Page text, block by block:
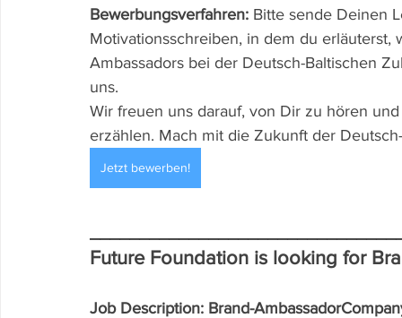
Bewerbungsverfahren: Bitte sende Deinen
Motivationsschreiben, in dem du
Ambassadors bei der Deutsch-Baltischen
uns.
Wir freuen uns darauf, von Dir zu hören
erzählen. Mach mit die Zukunft der
Jetzt bewerben!
Future Foundation is looking for
Job Description: Brand-